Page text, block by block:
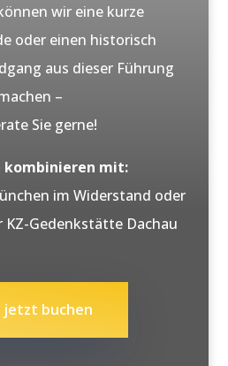
wir eine kurze
oder einen historisch
aus dieser Führung
–
Sie gerne!
kombinieren mit:
im Widerstand oder
KZ-Gedenkstätte Dachau
jetzt buchen